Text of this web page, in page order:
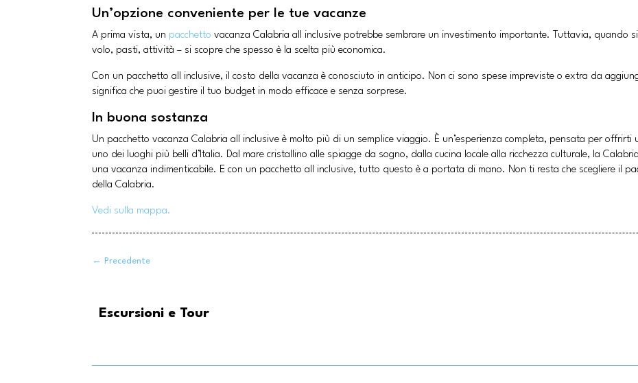
Un’opzione conveniente per le tue vacanze
A prima vista, un pacchetto vacanza Calabria all inclusive potrebbe sembrare un investimento importante. Tuttavia, quando
volo, pasti, attività – si scopre che spesso è la scelta più economica.
Con un pacchetto all inclusive, il costo della vacanza è conosciuto in anticipo. Non ci sono spese impreviste o extra da
significa che puoi gestire il tuo budget in modo efficace e senza sorprese.
In buona sostanza
Un pacchetto vacanza Calabria all inclusive è molto più di un semplice viaggio. È un’esperienza completa, pensata per offrirti
uno dei luoghi più belli d’Italia. Dal mare cristallino alle spiagge da sogno, dalla cucina locale alla ricchezza culturale, la
una vacanza indimenticabile. E con un pacchetto all inclusive, tutto questo è a portata di mano. Non ti resta che scegliere il
della Calabria.
Vedi sulla mappa.
← Precedente
Escursioni e Tour